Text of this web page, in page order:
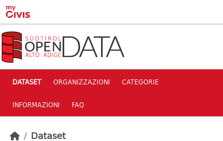
Skip to main content
DATASET ORGANIZZAZIONI CATEGORIE
INFORMAZIONI FAQ
Dataset